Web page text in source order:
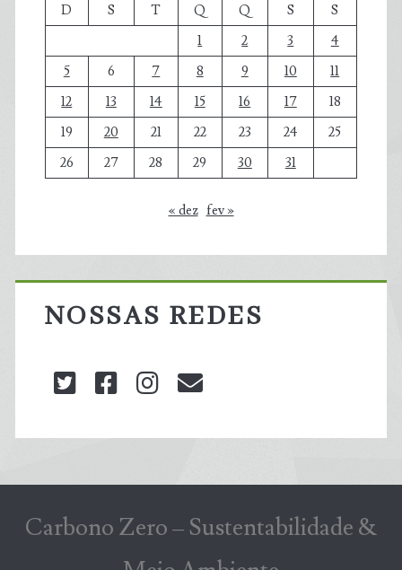
D
S T Q Q S
S
1
2 3
4
5
6 7 8 9 10
11
12
13 14 15 16 17
18
19
20 21 22 23 24
25
26
27 28 29 30 31
« dez fev »
NOSSAS REDES
twitterfacebookinstagram
Carbono Zero – Sustentabilidade &